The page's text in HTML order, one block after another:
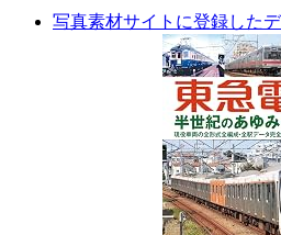
写真素材サイトに登録した